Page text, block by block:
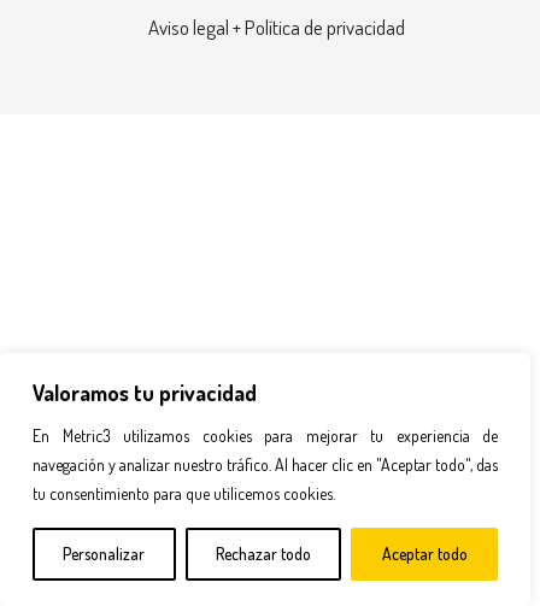
Valoramos tu privacidad
En Metric3 utilizamos cookies para mejorar tu experiencia de
navegación y analizar nuestro tráfico. Al hacer clic en "Aceptar todo", das
tu consentimiento para que utilicemos cookies.
Personalizar Rechazar todo Aceptar todo
Aviso legal + Política de privacidad